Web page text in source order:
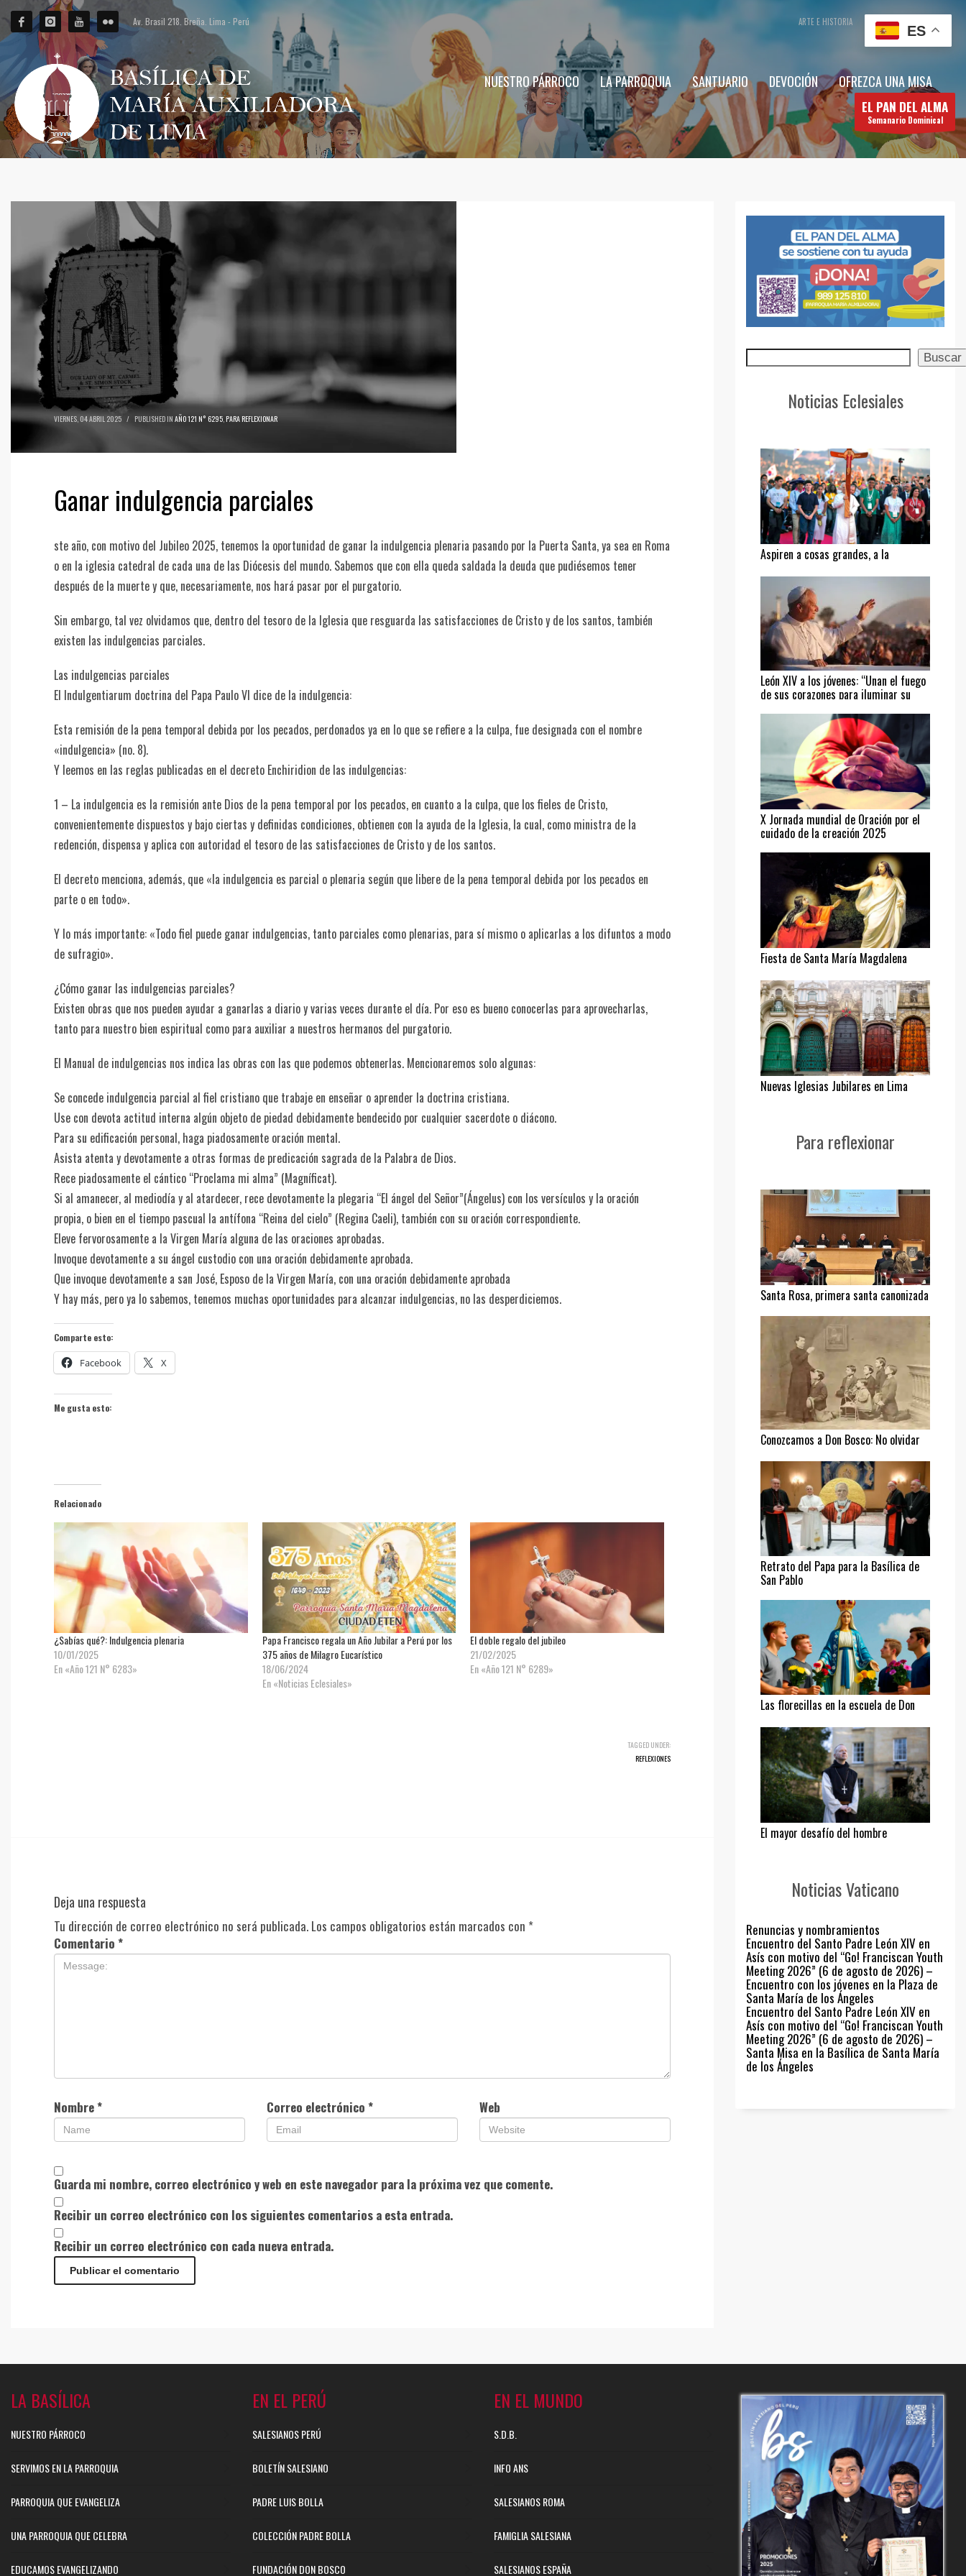
Av. Brasil 218. Breña. Lima - Perú ARTE E HISTORIA CONTÁCTENOS
NUESTRO PÁRROCO LA PARROQUIA SANTUARIO DEVOCIÓN OFREZCA UNA MISA
EL PAN DEL ALMA
Semanario Dominical
VIERNES, 04 ABRIL 2025 / PUBLISHED IN AÑO 121 N° 6295,PARA REFLEXIONAR
Ganar indulgencia parciales
ste año, con motivo del Jubileo 2025, tenemos la oportunidad de ganar la indulgencia plenaria pasando por la Puerta Santa, ya sea en Roma
o en la iglesia catedral de cada una de las Diócesis del mundo. Sabemos que con ella queda saldada la deuda que pudiésemos tener
después de la muerte y que, necesariamente, nos hará pasar por el purgatorio.
Sin embargo, tal vez olvidamos que, dentro del tesoro de la Iglesia que resguarda las satisfacciones de Cristo y de los santos, también
existen las indulgencias parciales.
Las indulgencias parciales
El Indulgentiarum doctrina del Papa Paulo VI dice de la indulgencia:
Esta remisión de la pena temporal debida por los pecados, perdonados ya en lo que se refiere a la culpa, fue designada con el nombre
«indulgencia» (no. 8).
Y leemos en las reglas publicadas en el decreto Enchiridion de las indulgencias:
1 – La indulgencia es la remisión ante Dios de la pena temporal por los pecados, en cuanto a la culpa, que los fieles de Cristo,
convenientemente dispuestos y bajo ciertas y definidas condiciones, obtienen con la ayuda de la Iglesia, la cual, como ministra de la
redención, dispensa y aplica con autoridad el tesoro de las satisfacciones de Cristo y de los santos.
El decreto menciona, además, que «la indulgencia es parcial o plenaria según que libere de la pena temporal debida por los pecados en
parte o en todo».
Y lo más importante: «Todo fiel puede ganar indulgencias, tanto parciales como plenarias, para sí mismo o aplicarlas a los difuntos a modo
de sufragio».
¿Cómo ganar las indulgencias parciales?
Existen obras que nos pueden ayudar a ganarlas a diario y varias veces durante el día. Por eso es bueno conocerlas para aprovecharlas,
tanto para nuestro bien espiritual como para auxiliar a nuestros hermanos del purgatorio.
El Manual de indulgencias nos indica las obras con las que podemos obtenerlas. Mencionaremos solo algunas:
Se concede indulgencia parcial al fiel cristiano que trabaje en enseñar o aprender la doctrina cristiana.
Use con devota actitud interna algún objeto de piedad debidamente bendecido por cualquier sacerdote o diácono.
Para su edificación personal, haga piadosamente oración mental.
Asista atenta y devotamente a otras formas de predicación sagrada de la Palabra de Dios.
Rece piadosamente el cántico “Proclama mi alma” (Magníficat).
Si al amanecer, al mediodía y al atardecer, rece devotamente la plegaria “El ángel del Señor”(Ángelus) con los versículos y la oración
propia, o bien en el tiempo pascual la antífona “Reina del cielo” (Regina Caeli), también con su oración correspondiente.
Eleve fervorosamente a la Virgen María alguna de las oraciones aprobadas.
Invoque devotamente a su ángel custodio con una oración debidamente aprobada.
Que invoque devotamente a san José, Esposo de la Virgen María, con una oración debidamente aprobada
Y hay más, pero ya lo sabemos, tenemos muchas oportunidades para alcanzar indulgencias, no las desperdiciemos.
Comparte esto:
Facebook X
Me gusta esto:
Relacionado
¿Sabías qué?: Indulgencia plenaria
10/01/2025
En «Año 121 N° 6283»
Papa Francisco regala un Año Jubilar a Perú por los
375 años de Milagro Eucarístico
18/06/2024
En «Noticias Eclesiales»
El doble regalo del jubileo
21/02/2025
En «Año 121 N° 6289»
TAGGED UNDER:
REFLEXIONES
Deja una respuesta
Tu dirección de correo electrónico no será publicada. Los campos obligatorios están marcados con *
Comentario *
Nombre* Correo electrónico * Web
Guarda mi nombre, correo electrónico y web en este navegador para la próxima vez que comente.
Recibir un correo electrónico con los siguientes comentarios a esta entrada.
Recibir un correo electrónico con cada nueva entrada.
Buscar Buscar
Noticias Eclesiales
Aspiren a cosas grandes, a la
León XIV a los jóvenes: “Unan el fuego
de sus corazones para iluminar su
X Jornada mundial de Oración por el
cuidado de la creación 2025
Fiesta de Santa María Magdalena
Nuevas Iglesias Jubilares en Lima
Para reflexionar
Santa Rosa, primera santa canonizada
Conozcamos a Don Bosco: No olvidar
Retrato del Papa para la Basílica de
San Pablo
Las florecillas en la escuela de Don
El mayor desafío del hombre
Noticias Vaticano
Renuncias y nombramientos
Encuentro del Santo Padre León XIV en
Asís con motivo del “Go! Franciscan Youth
Meeting 2026” (6 de agosto de 2026) –
Encuentro con los jóvenes en la Plaza de
Santa María de los Ángeles
Encuentro del Santo Padre León XIV en
Asís con motivo del “Go! Franciscan Youth
Meeting 2026” (6 de agosto de 2026) –
Santa Misa en la Basílica de Santa María
de los Ángeles
LA BASÍLICA
NUESTRO PÁRROCO
SERVIMOS EN LA PARROQUIA
PARROQUIA QUE EVANGELIZA
UNA PARROQUIA QUE CELEBRA
EDUCAMOS EVANGELIZANDO
EN EL PERÚ
SALESIANOS PERÚ
BOLETÍN SALESIANO
PADRE LUIS BOLLA
COLECCIÓN PADRE BOLLA
FUNDACIÓN DON BOSCO
EN EL MUNDO
S.D.B.
INFO ANS
SALESIANOS ROMA
FAMIGLIA SALESIANA
SALESIANOS ESPAÑA
ES